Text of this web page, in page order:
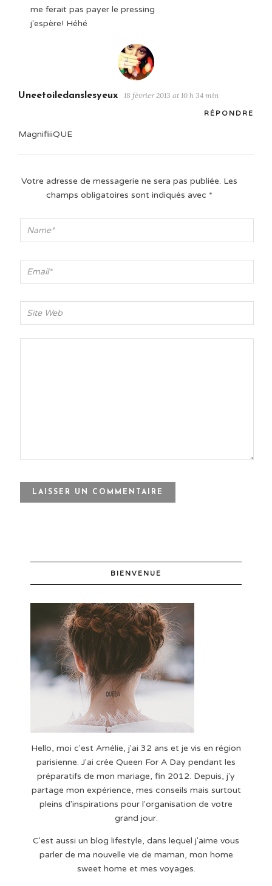
me ferait pas payer le pressing
j'espère! Héhé
Uneetoiledanslesyeux 18 février 2013 at 10 h 34 min
RÉPONDRE
MagnifiiiQUE
Votre adresse de messagerie ne sera pas publiée. Les
champs obligatoires sont indiqués avec *
BIENVENUE
Hello, moi c'est Amélie, j'ai 32 ans et je vis en région
parisienne. J'ai crée Queen For A Day pendant les
préparatifs de mon mariage, fin 2012. Depuis, j'y
partage mon expérience, mes conseils mais surtout
pleins d'inspirations pour l'organisation de votre
grand jour.
C'est aussi un blog lifestyle, dans lequel j'aime vous
parler de ma nouvelle vie de maman, mon home
sweet home et mes voyages.